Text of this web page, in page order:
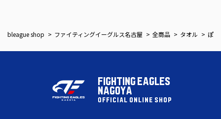
bleague shop ファイティングイーグルス名古屋 全商品 タオル ぽてっとリードくんループタオル
FIGHTING EAGLES
NAGOYA
OFFICIAL ONLINE SHOP